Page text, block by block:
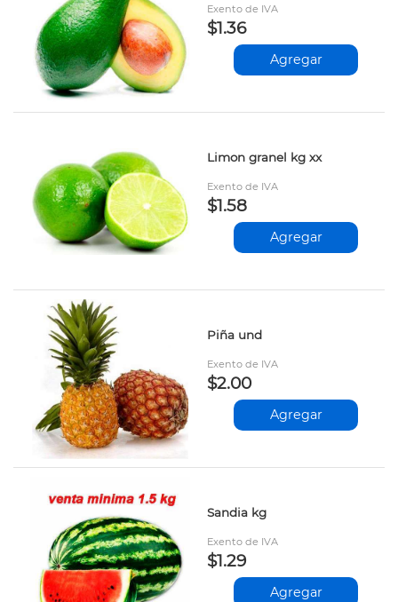
Exento de IVA
$1.36
Agregar
Limon granel kg xx
Exento de IVA
$1.58
Agregar
Piña und
Exento de IVA
$2.00
Agregar
Sandia kg
Exento de IVA
$1.29
Agregar